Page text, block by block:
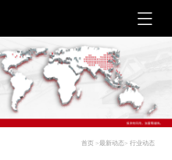
首页 >最新动态> 行业动态